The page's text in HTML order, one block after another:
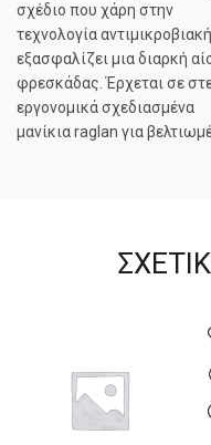
σχέδιο που χάρη στην
τεχνολογία
εξασφαλίζει μια διαρκή
φρεσκάδας. Έρχεται σε
εργονομικά σχεδιασμένα
μανίκια raglan για